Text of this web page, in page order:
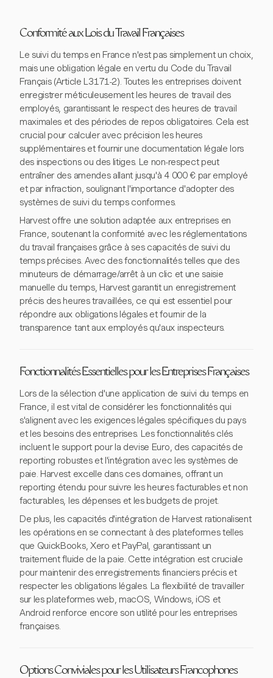
Conformité aux Lois du Travail Françaises
Le suivi du temps en France n'est pas simplement un choix,
mais une obligation légale en vertu du Code du Travail
Français (Article L3171-2). Toutes les entreprises doivent
enregistrer méticuleusement les heures de travail des
employés, garantissant le respect des heures de travail
maximales et des périodes de repos obligatoires. Cela est
crucial pour calculer avec précision les heures
supplémentaires et fournir une documentation légale lors
des inspections ou des litiges. Le non-respect peut
entraîner des amendes allant jusqu'à 4 000 € par employé
et par infraction, soulignant l'importance d'adopter des
systèmes de suivi du temps conformes.
Harvest offre une solution adaptée aux entreprises en
France, soutenant la conformité avec les réglementations
du travail françaises grâce à ses capacités de suivi du
temps précises. Avec des fonctionnalités telles que des
minuteurs de démarrage/arrêt à un clic et une saisie
manuelle du temps, Harvest garantit un enregistrement
précis des heures travaillées, ce qui est essentiel pour
répondre aux obligations légales et fournir de la
transparence tant aux employés qu'aux inspecteurs.
Fonctionnalités Essentielles pour les Entreprises Françaises
Lors de la sélection d'une application de suivi du temps en
France, il est vital de considérer les fonctionnalités qui
s'alignent avec les exigences légales spécifiques du pays
et les besoins des entreprises. Les fonctionnalités clés
incluent le support pour la devise Euro, des capacités de
reporting robustes et l'intégration avec les systèmes de
paie. Harvest excelle dans ces domaines, offrant un
reporting étendu pour suivre les heures facturables et non
facturables, les dépenses et les budgets de projet.
De plus, les capacités d'intégration de Harvest rationalisent
les opérations en se connectant à des plateformes telles
que QuickBooks, Xero et PayPal, garantissant un
traitement fluide de la paie. Cette intégration est cruciale
pour maintenir des enregistrements financiers précis et
respecter les obligations légales. La flexibilité de travailler
sur les plateformes web, macOS, Windows, iOS et
Android renforce encore son utilité pour les entreprises
françaises.
Options Conviviales pour les Utilisateurs Francophones